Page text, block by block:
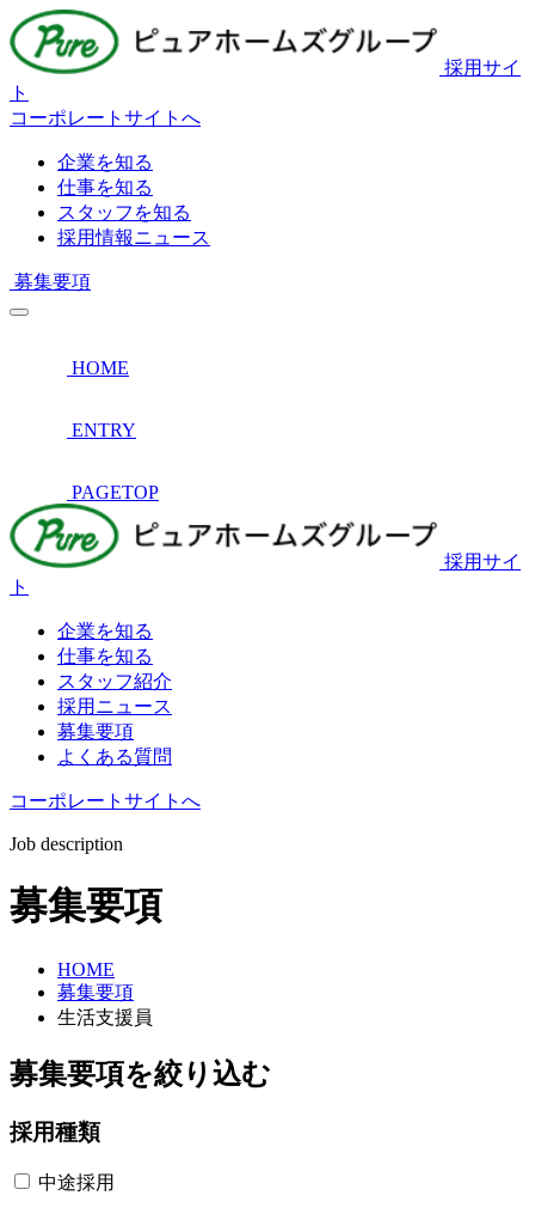
採用サイ
ト
コーポレートサイトへ
企業を知る
仕事を知る
スタッフを知る
採用情報ニュース
募集要項
HOME
ENTRY
PAGETOP
採用サイ
ト
企業を知る
仕事を知る
スタッフ紹介
採用ニュース
募集要項
よくある質問
コーポレートサイトへ
Job description
募集要項
HOME
募集要項
生活支援員
募集要項を絞り込む
採用種類
中途採用